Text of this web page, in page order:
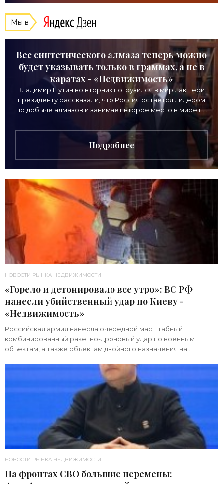
Мы в
Вес синтетического алмаза теперь можно
будет указывать только в граммах, а не в
каратах - «Недвижимость»
Владимир Путин во вторник погрузился в мир лакшери:
президенту рассказали, что Россия остается лидером
по добыче алмазов и занимает второе место в мире по
Подробнее
НОВОСТИ РЫНКА НЕДВИЖИМОСТИ
«Горело и детонировало все утро»: ВС РФ
нанесли убийственный удар по Киеву -
«Недвижимость»
Российская армия нанесла очередной масштабный
комбинированный ракетно-дроновый удар по военным
объектам, а также объектам двойного назначения на
НОВОСТИ РЫНКА НЕДВИЖИМОСТИ
На фронтах СВО большие перемены: